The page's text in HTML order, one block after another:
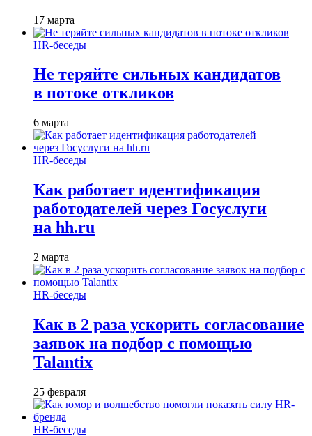
17 марта
HR-беседы
Не теряйте сильных кандидатов
в потоке откликов
6 марта
HR-беседы
Как работает идентификация
работодателей через Госуслуги
на hh.ru
2 марта
HR-беседы
Как в 2 раза ускорить согласование
заявок на подбор с помощью
Talantix
25 февраля
HR-беседы